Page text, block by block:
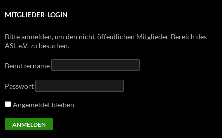
MITGLIEDER-LOGIN
Bitte anmelden, um den nicht-öffentlichen Mitglieder-Bereich des
ASL e.V. zu besuchen.
Benutzername
Passwort
Angemeldet bleiben